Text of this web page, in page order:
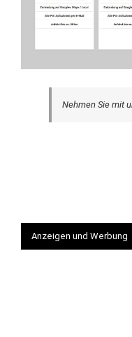
Nehmen Sie mit
Anzeigen und Werbung